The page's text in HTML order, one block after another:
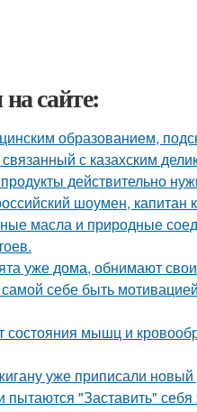
сайте:
образованием,
с казахским
действительно
шоумен,
масла и природные
уже дома, обнимают
себе быть
состояния мышц и
уже приписали
"Заставить" себя